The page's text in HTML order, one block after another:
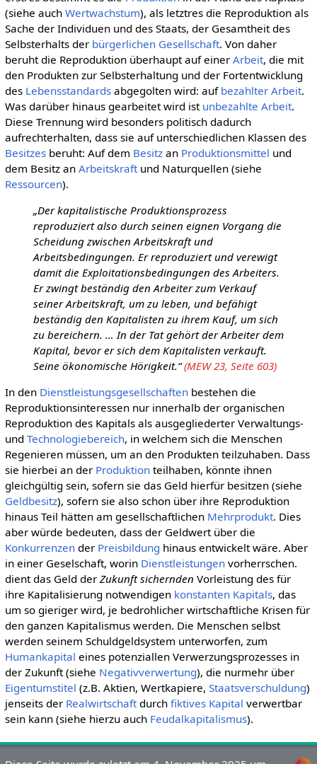
(siehe auch Wertwachstum), als letztres die Reproduktion als
Sache der Individuen und des Staats, der Gesamtheit des
Selbsterhalts der bürgerlichen Gesellschaft. Von daher
beruht die Reproduktion überhaupt auf einer Arbeit, die mit
den Produkten zur Selbsterhaltung und der Fortentwicklung
des Lebensstandardsabgegolten wird: auf bezahlter Arbeit.
Was darüber hinaus gearbeitet wird ist unbezahlte Arbeit.
Diese Trennung wird besonders politisch dadurch
aufrechterhalten, dass sie auf unterschiedlichen Klassen des
Besitzesberuht: Auf dem Besitzan Produktionsmittel und
dem Besitz an Arbeitskraftund Naturquellen (siehe
Ressourcen).
„Der kapitalistische Produktionsprozess
reproduziert also durch seinen eignen Vorgang die
Scheidung zwischen Arbeitskraft und
Arbeitsbedingungen. Er reproduziert und verewigt
damit die Exploitationsbedingungen des Arbeiters.
Er zwingt beständig den Arbeiter zum Verkauf
seiner Arbeitskraft, um zu leben, und befähigt
beständig den Kapitalisten zu ihrem Kauf, um sich
zu bereichern. … In der Tat gehört der Arbeiter dem
Kapital, bevor er sich dem Kapitalisten verkauft.
Seine ökonomische Hörigkeit.“(MEW 23, Seite 603)
In den Dienstleistungsgesellschaftenbestehen die
Reproduktionsinteressen nur innerhalb der organischen
Reproduktion des Kapitals als ausgegliederter Verwaltungs-
und Technologiebereich, in welchem sich die Menschen
Regenieren müssen, um an den Produkten teilzuhaben. Dass
sie hierbei an der Produktionteilhaben, könnte ihnen
gleichgültig sein, sofern sie das Geld hierfür besitzen (siehe
Geldbesitz), sofern sie also schon über ihre Reproduktion
hinaus Teil hätten am gesellschaftlichen Mehrprodukt. Dies
aber würde bedeuten, dass der Geldwert über die
Konkurrenzender Preisbildung hinaus entwickelt wäre. Aber
in einer Geselschaft, worin Dienstleistungenvorherrschen.
dient das Geld der Zukunft sichernden Vorleistung des für
ihre Kapitalisierung notwendigen konstanten Kapitals, das
um so gieriger wird, je bedrohlicher wirtschaftliche Krisen für
den ganzen Kapitalismus werden. Die Menschen selbst
werden seinem Schuldgeldsystem unterworfen, zum
Humankapital eines potenziallen Verwerzungsprozesses in
der Zukunft (siehe Negativverwertung), die nurmehr über
Eigentumstitel (z.B. Aktien, Wertkapiere, Staatsverschuldung)
jenseits der Realwirtschaftdurch fiktives Kapital verwertbar
sein kann (siehe hierzu auch Feudalkapitalismus).